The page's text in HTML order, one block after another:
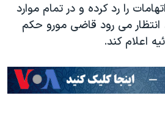
را رد کرده و در تمام موارد
انتظار می رود قاضی مورو حکم
اعلام کند.